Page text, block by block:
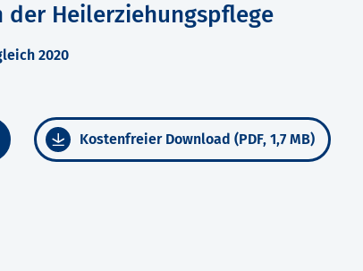
der Heilerziehungspflege
2020
Kostenfreier Download (PDF, 1,7 MB)